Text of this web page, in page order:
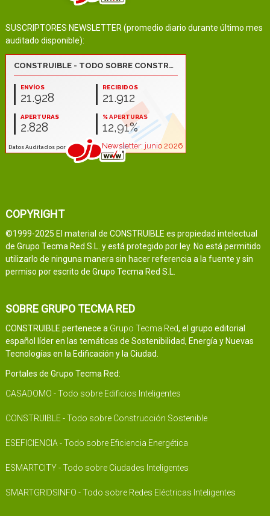
SUSCRIPTORES NEWSLETTER (promedio diario durante último mes
auditado disponible):
COPYRIGHT
©1999-2025 El material de CONSTRUIBLE es propiedad intelectual
de Grupo Tecma Red S.L. y está protegido por ley. No está permitido
utilizarlo de ninguna manera sin hacer referencia a la fuente y sin
permiso por escrito de Grupo Tecma Red S.L.
SOBRE GRUPO TECMA RED
CONSTRUIBLE pertenece a Grupo Tecma Red, el grupo editorial
español líder en las temáticas de Sostenibilidad, Energía y Nuevas
Tecnologías en la Edificación y la Ciudad.
Portales de Grupo Tecma Red:
CASADOMO - Todo sobre Edificios Inteligentes
CONSTRUIBLE - Todo sobre Construcción Sostenible
ESEFICIENCIA - Todo sobre Eficiencia Energética
ESMARTCITY - Todo sobre Ciudades Inteligentes
SMARTGRIDSINFO - Todo sobre Redes Eléctricas Inteligentes